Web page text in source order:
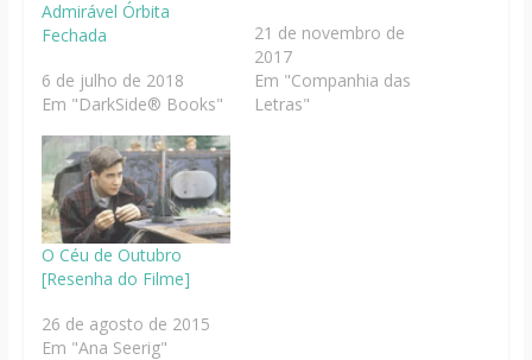
Admirável Órbita
Fechada
6 de julho de 2018
Em "DarkSide® Books"
21 de novembro de
2017
Em "Companhia das
Letras"
O Céu de Outubro
[Resenha do Filme]
26 de agosto de 2015
Em "Ana Seerig"